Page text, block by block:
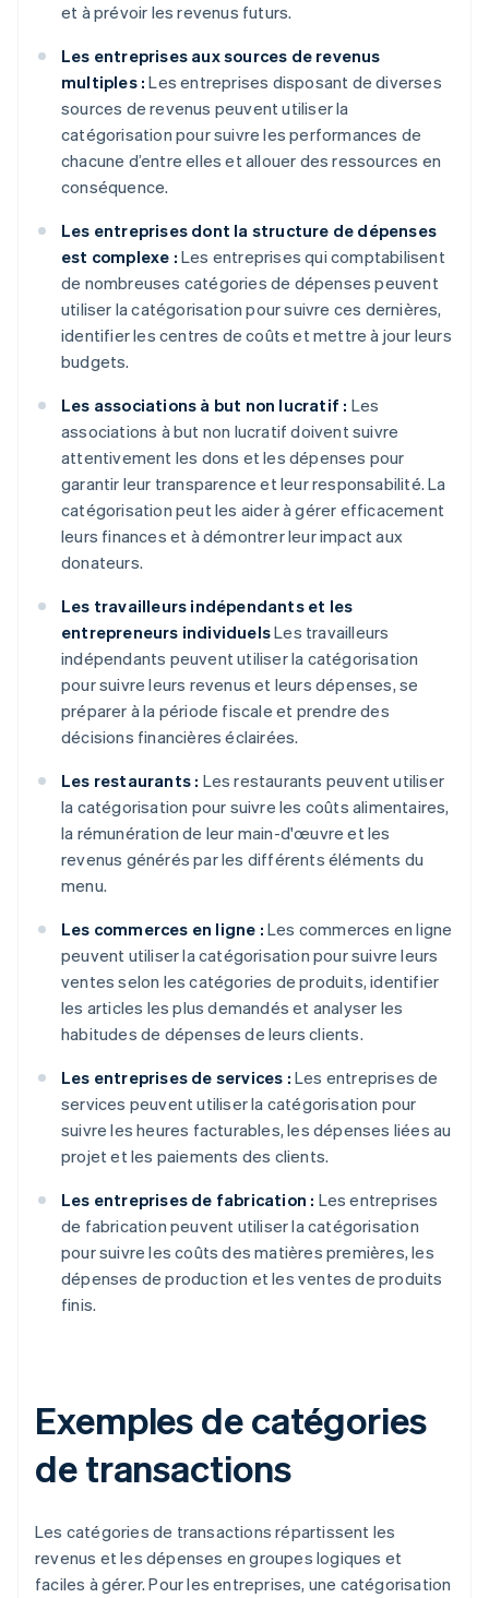
et à prévoir les revenus futurs.
Les entreprises aux sources de revenus
multiples : Les entreprises disposant de diverses
sources de revenus peuvent utiliser la
catégorisation pour suivre les performances de
chacune d’entre elles et allouer des ressources en
conséquence.
Les entreprises dont la structure de dépenses
est complexe : Les entreprises qui comptabilisent
de nombreuses catégories de dépenses peuvent
utiliser la catégorisation pour suivre ces dernières,
identifier les centres de coûts et mettre à jour leurs
budgets.
Les associations à but non lucratif : Les
associations à but non lucratif doivent suivre
attentivement les dons et les dépenses pour
garantir leur transparence et leur responsabilité. La
catégorisation peut les aider à gérer efficacement
leurs finances et à démontrer leur impact aux
donateurs.
Les travailleurs indépendants et les
entrepreneurs individuelsLes travailleurs
indépendants peuvent utiliser la catégorisation
pour suivre leurs revenus et leurs dépenses, se
préparer à la période fiscale et prendre des
décisions financières éclairées.
Les restaurants : Les restaurants peuvent utiliser
la catégorisation pour suivre les coûts alimentaires,
la rémunération de leur main-d'œuvre et les
revenus générés par les différents éléments du
menu.
Les commerces en ligne : Les commerces en ligne
peuvent utiliser la catégorisation pour suivre leurs
ventes selon les catégories de produits, identifier
les articles les plus demandés et analyser les
habitudes de dépenses de leurs clients.
Les entreprises de services : Les entreprises de
services peuvent utiliser la catégorisation pour
suivre les heures facturables, les dépenses liées au
projet et les paiements des clients.
Les entreprises de fabrication : Les entreprises
de fabrication peuvent utiliser la catégorisation
pour suivre les coûts des matières premières, les
dépenses de production et les ventes de produits
finis.
Exemples de catégories
de transactions
Les catégories de transactions répartissent les
revenus et les dépenses en groupes logiques et
faciles à gérer. Pour les entreprises, une catégorisation